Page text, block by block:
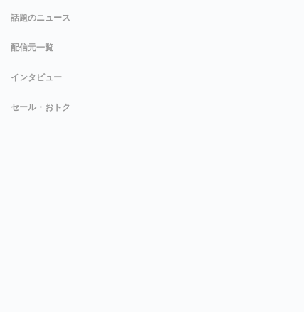
話題のニュース
配信元一覧
インタビュー
セール・おトク